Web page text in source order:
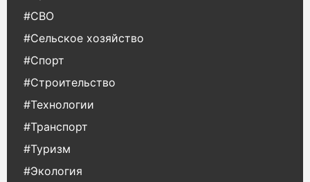
#СВО
#Сельское хозяйство
#Спорт
#Строительство
#Технологии
#Транспорт
#Туризм
#Экология